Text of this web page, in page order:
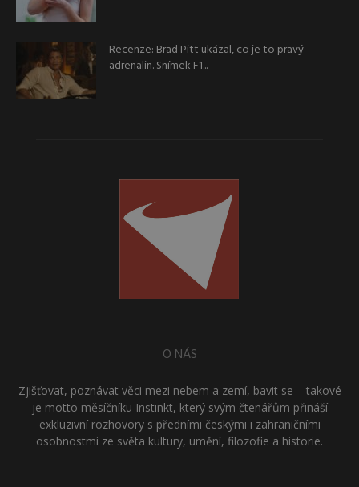
Recenze: Brad Pitt ukázal, co je to pravý
adrenalin. Snímek F1...
O NÁS
Zjišťovat, poznávat věci mezi nebem a zemí, bavit se – takové
je motto měsíčníku Instinkt, který svým čtenářům přináší
exkluzivní rozhovory s předními českými i zahraničními
osobnostmi ze světa kultury, umění, filozofie a historie.